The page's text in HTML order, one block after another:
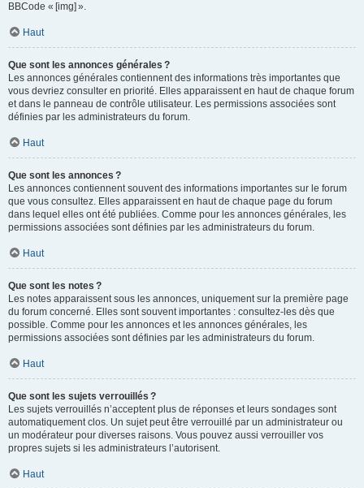
BBCode « [img] ».
Haut
Que sont les annonces générales ?
Les annonces générales contiennent des informations très importantes que
vous devriez consulter en priorité. Elles apparaissent en haut de chaque forum
et dans le panneau de contrôle utilisateur. Les permissions associées sont
définies par les administrateurs du forum.
Haut
Que sont les annonces ?
Les annonces contiennent souvent des informations importantes sur le forum
que vous consultez. Elles apparaissent en haut de chaque page du forum
dans lequel elles ont été publiées. Comme pour les annonces générales, les
permissions associées sont définies par les administrateurs du forum.
Haut
Que sont les notes ?
Les notes apparaissent sous les annonces, uniquement sur la première page
du forum concerné. Elles sont souvent importantes : consultez-les dès que
possible. Comme pour les annonces et les annonces générales, les
permissions associées sont définies par les administrateurs du forum.
Haut
Que sont les sujets verrouillés ?
Les sujets verrouillés n’acceptent plus de réponses et leurs sondages sont
automatiquement clos. Un sujet peut être verrouillé par un administrateur ou
un modérateur pour diverses raisons. Vous pouvez aussi verrouiller vos
propres sujets si les administrateurs l’autorisent.
Haut